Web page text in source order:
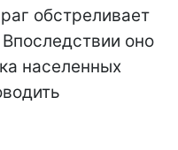
обстреливает
оно
населенных